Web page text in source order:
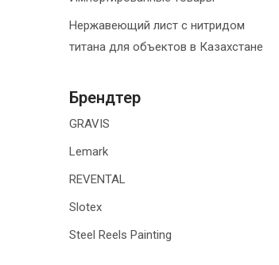
Нержавеющий лист с нитридом
титана для объектов в Казахстане
Брендтер
GRAVIS
Lemark
REVENTAL
Slotex
Steel Reels Painting